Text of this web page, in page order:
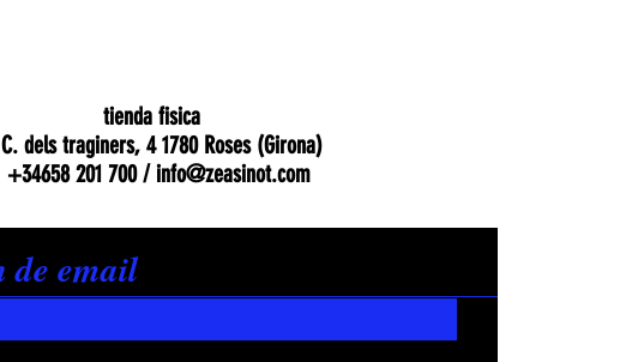
tienda fisica
C. dels traginers, 4 1780 Roses (Girona)
+34658 201 700 /info@zeasinot.com